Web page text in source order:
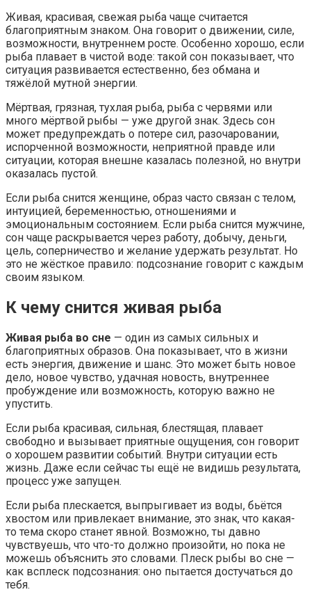
Живая, красивая, свежая рыба чаще считается
благоприятным знаком. Она говорит о движении, силе,
возможности, внутреннем росте. Особенно хорошо, если
рыба плавает в чистой воде: такой сон показывает, что
ситуация развивается естественно, без обмана и
тяжёлой мутной энергии.
Мёртвая, грязная, тухлая рыба, рыба с червями или
много мёртвой рыбы — уже другой знак. Здесь сон
может предупреждать о потере сил, разочаровании,
испорченной возможности, неприятной правде или
ситуации, которая внешне казалась полезной, но внутри
оказалась пустой.
Если рыба снится женщине, образ часто связан с телом,
интуицией, беременностью, отношениями и
эмоциональным состоянием. Если рыба снится мужчине,
сон чаще раскрывается через работу, добычу, деньги,
цель, соперничество и желание удержать результат. Но
это не жёсткое правило: подсознание говорит с каждым
своим языком.
К чему снится живая рыба
Живая рыба во сне — один из самых сильных и
благоприятных образов. Она показывает, что в жизни
есть энергия, движение и шанс. Это может быть новое
дело, новое чувство, удачная новость, внутреннее
пробуждение или возможность, которую важно не
упустить.
Если рыба красивая, сильная, блестящая, плавает
свободно и вызывает приятные ощущения, сон говорит
о хорошем развитии событий. Внутри ситуации есть
жизнь. Даже если сейчас ты ещё не видишь результата,
процесс уже запущен.
Если рыба плескается, выпрыгивает из воды, бьётся
хвостом или привлекает внимание, это знак, что какая-
то тема скоро станет явной. Возможно, ты давно
чувствуешь, что что-то должно произойти, но пока не
можешь объяснить это словами. Плеск рыбы во сне —
как всплеск подсознания: оно пытается достучаться до
тебя.